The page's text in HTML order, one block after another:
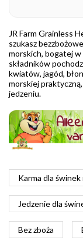
JR Farm Grainless
szukasz
morskich, bogatej w
składników
kwiatów, jagód,
morskiej
jedzeniu.
Karma dla
Jedzenie dla
Bez zboża